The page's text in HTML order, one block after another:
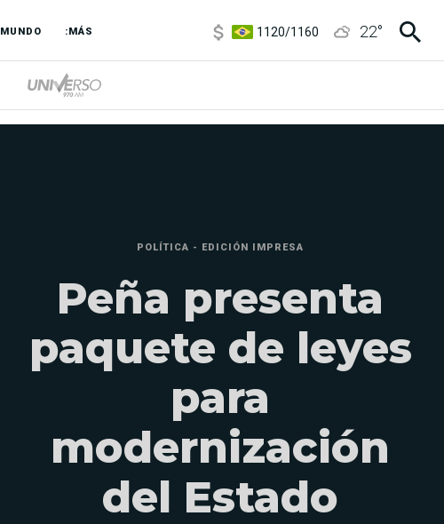
MUNDO :MÁS
3,6/3,9
6850/7200
22°
POLÍTICA - EDICIÓN IMPRESA
Peña presenta
paquete de leyes
para
modernización
del Estado